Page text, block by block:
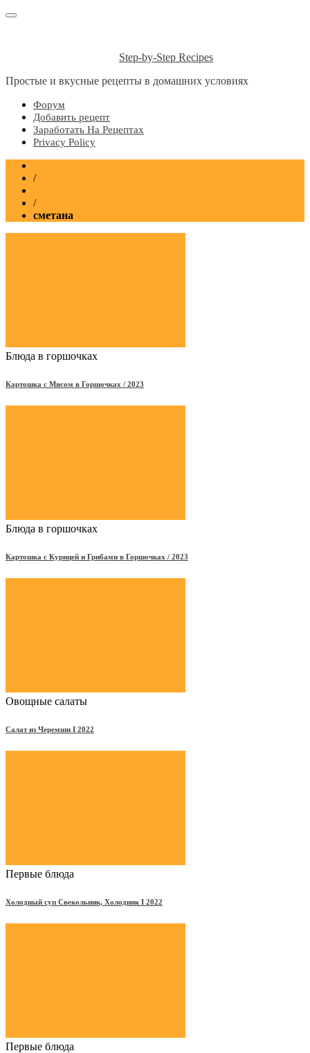
Step-by-Step Recipes
Простые и вкусные рецепты в домашних условиях
Форум
Добавить рецепт
Заработать На Рецептах
Privacy Policy
/
/
сметана
Блюда в горшочках
Картошка с Мясом в Горшочках / 2023
Блюда в горшочках
Картошка с Курицей и Грибами в Горшочках / 2023
Овощные салаты
Салат из Черемши Ι 2022
Первые блюда
Холодный суп Свекольник, Холодник Ι 2022
Первые блюда